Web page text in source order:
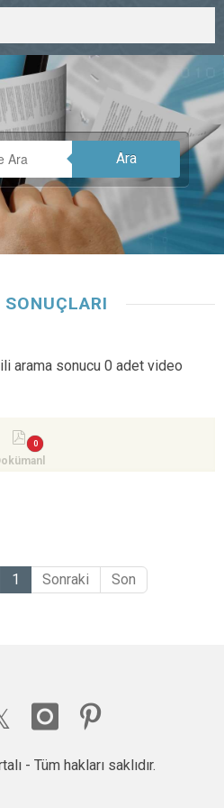
Ara
arama sonucu 0 adet video
1 Sonraki Son
- Tüm hakları saklıdır.